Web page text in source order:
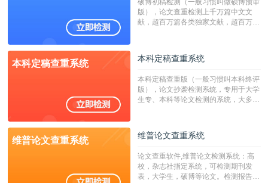
硕博初稿检测（一般习惯叫做硕博预审
版），论文查重检测上千万篇中文文
献，超百万篇各类独家文献，超百万港
校用来检测硕博论文的系统，检测范围
广，数据来源真实，检测算法合理!本
字符数30万）
本科定稿查重系统 本科定稿查重系统
本科定稿查重版（一般习惯叫本科终评
版），论文抄袭检测系统，专用于大学
生专、本科等论文检测的系统，大多数
维普论文查重系统 维普论文查重系统
论文查重软件,维普论文检测系统：高
校，杂志社指定系统，可检测期刊发
表，大学生，硕博等论文。检测报告支